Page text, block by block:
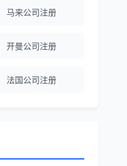
顾问响应迅
准备非常专
务高效，推
马来公司注册
开曼公司注册
法国公司注册